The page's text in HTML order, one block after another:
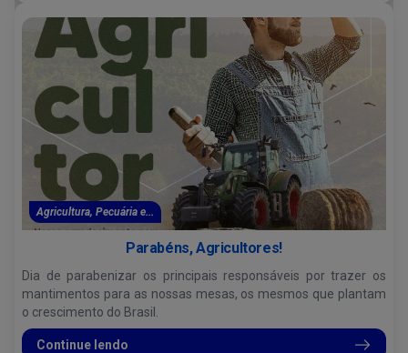
Agricultura, Pecuária e...
Parabéns, Agricultores!
Dia de parabenizar os principais responsáveis por trazer os
mantimentos para as nossas mesas, os mesmos que plantam
o crescimento do Brasil.
Continue lendo